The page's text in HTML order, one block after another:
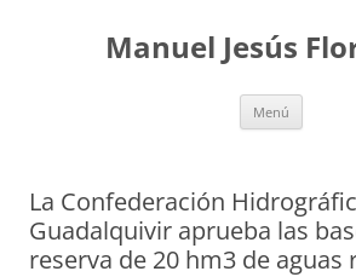
contenidoManuel Jesús
Menú
La Confederación
Guadalquivir aprueba las
reserva de 20 hm3 de aguas